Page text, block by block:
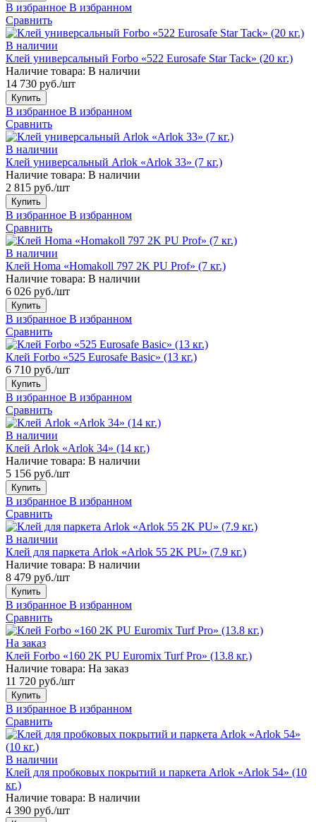
В избранное В избранном
Сравнить
В наличии
Клей универсальный Forbo «522 Eurosafe Star Tack» (20 кг.)
Наличие товара: В наличии
14 730 руб./шт
Купить
В избранное В избранном
Сравнить
В наличии
Клей универсальный Arlok «Arlok 33» (7 кг.)
Наличие товара: В наличии
2 815 руб./шт
Купить
В избранное В избранном
Сравнить
В наличии
Клей Homa «Homakoll 797 2K PU Prof» (7 кг.)
Наличие товара: В наличии
6 026 руб./шт
Купить
В избранное В избранном
Сравнить
Клей Forbo «525 Eurosafe Basic» (13 кг.)
6 710 руб./шт
Купить
В избранное В избранном
Сравнить
В наличии
Клей Arlok «Arlok 34» (14 кг.)
Наличие товара: В наличии
5 156 руб./шт
Купить
В избранное В избранном
Сравнить
В наличии
Клей для паркета Arlok «Arlok 55 2K PU» (7.9 кг.)
Наличие товара: В наличии
8 479 руб./шт
Купить
В избранное В избранном
Сравнить
На заказ
Клей Forbo «160 2K PU Euromix Turf Pro» (13.8 кг.)
Наличие товара: На заказ
11 720 руб./шт
Купить
В избранное В избранном
Сравнить
В наличии
Клей для пробковых покрытий и паркета Arlok «Arlok 54» (10
кг.)
Наличие товара: В наличии
4 390 руб./шт